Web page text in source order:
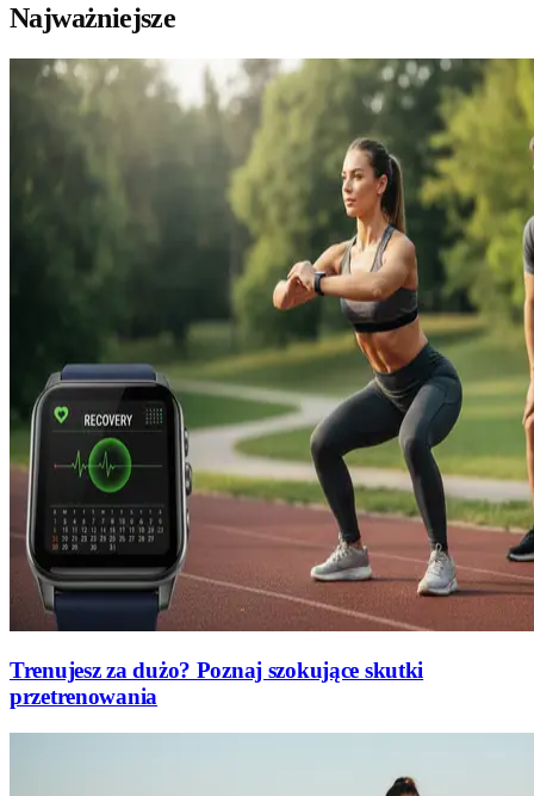
Najważniejsze
Trenujesz za dużo? Poznaj szokujące skutki
przetrenowania